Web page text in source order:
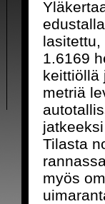
1.6169
keittiöllä
metriä
Tilasta
myös